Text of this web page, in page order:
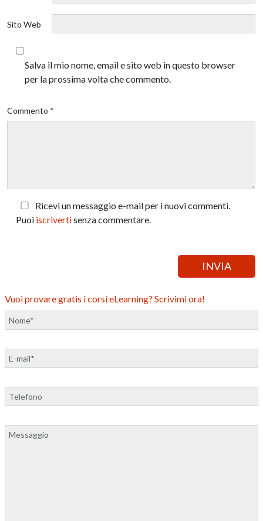
Sito Web
Salva il mio nome, email e sito web in questo browser
per la prossima volta che commento.
Commento *
Ricevi un messaggio e-mail per i nuovi commenti.
Puoi iscrivertisenza commentare.
Vuoi provare gratis i corsi eLearning? Scrivimi ora!